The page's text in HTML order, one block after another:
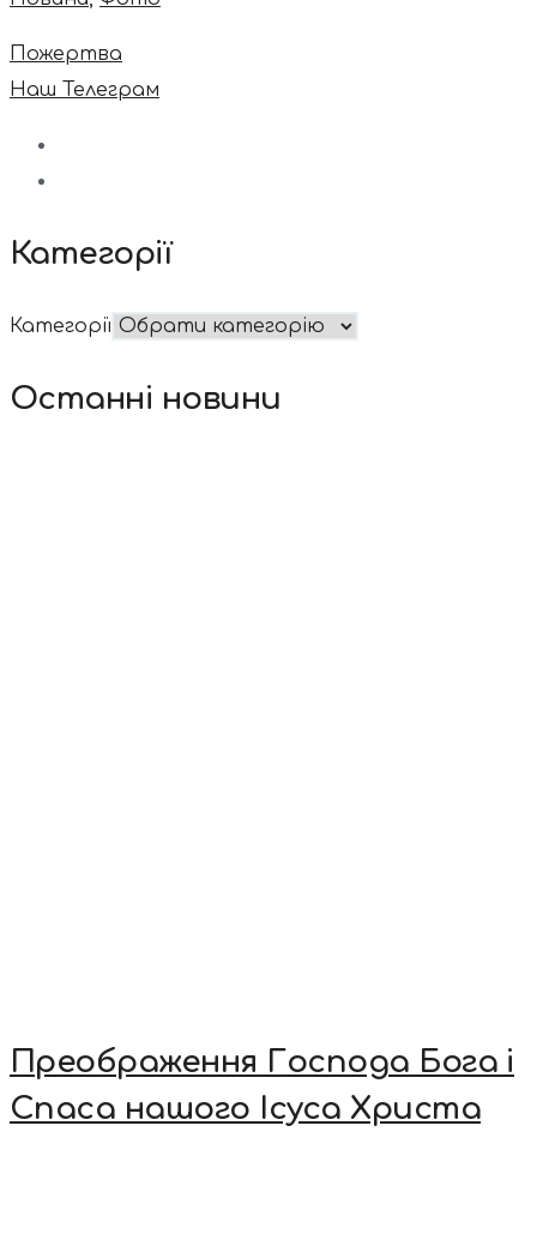
Пожертва
Наш Телеграм
Категорії
Категорії
Останні новини
Преображення Господа Бога і
Спаса нашого Ісуса Христа